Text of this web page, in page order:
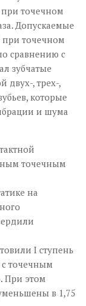
точечном
Допускаемые
точечном
сравнению с
зубчатые
двух-, трех-,
которые
и шума
точечным
на
І ступень
с точечным
При этом
в 1,75